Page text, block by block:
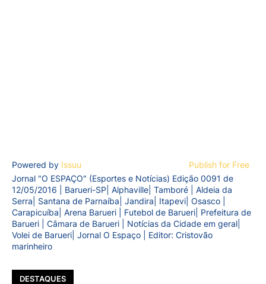
Powered by Issuu
Publish for Free
Jornal "O ESPAÇO" (Esportes e Notícias) Edição 0091 de
12/05/2016 | Barueri-SP| Alphaville| Tamboré | Aldeia da
Serra| Santana de Parnaíba| Jandira| Itapevi| Osasco |
Carapicuíba| Arena Barueri | Futebol de Barueri| Prefeitura de
Barueri | Câmara de Barueri | Notícias da Cidade em geral|
Volei de Barueri| Jornal O Espaço | Editor: Cristovão
marinheiro
DESTAQUES